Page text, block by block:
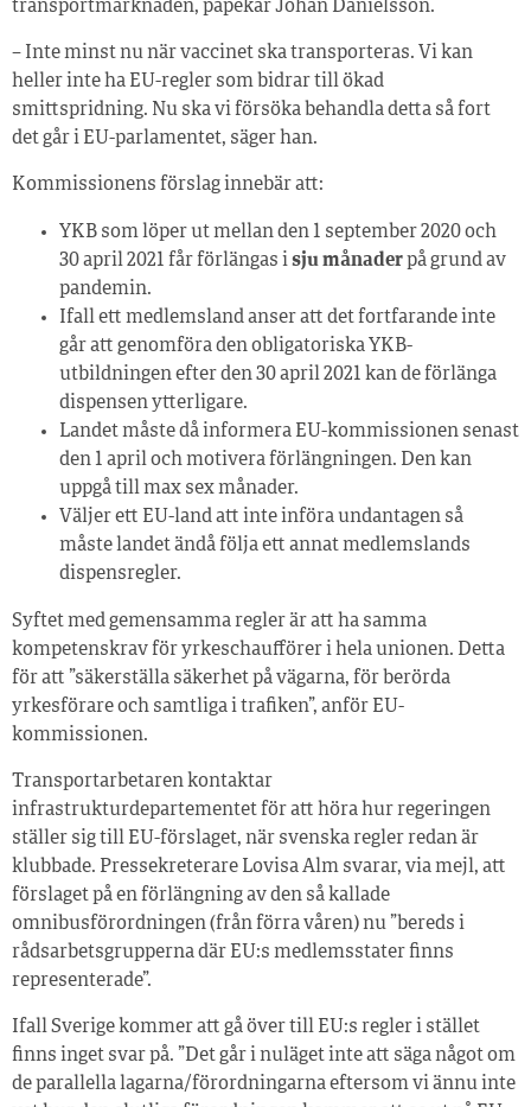
transportmarknaden, påpekar Johan Danielsson.
– Inte minst nu när vaccinet ska transporteras. Vi kan
heller inte ha EU-regler som bidrar till ökad
smittspridning. Nu ska vi försöka behandla detta så fort
det går i EU-parlamentet, säger han.
Kommissionens förslag innebär att:
YKB som löper ut mellan den 1 september 2020 och
30 april 2021 får förlängas isju månaderpå grund av
pandemin.
Ifall ett medlemsland anser att det fortfarande inte
går att genomföra den obligatoriska YKB-
utbildningen efter den 30 april 2021 kan de förlänga
dispensen ytterligare.
Landet måste då informera EU-kommissionen senast
den 1 april och motivera förlängningen. Den kan
uppgå till max sex månader.
Väljer ett EU-land att inte införa undantagen så
måste landet ändå följa ett annat medlemslands
dispensregler.
Syftet med gemensamma regler är att ha samma
kompetenskrav för yrkeschaufförer i hela unionen. Detta
för att ”säkerställa säkerhet på vägarna, för berörda
yrkesförare och samtliga i trafiken”, anför EU-
kommissionen.
Transportarbetaren kontaktar
infrastrukturdepartementet för att höra hur regeringen
ställer sig till EU-förslaget, när svenska regler redan är
klubbade. Pressekreterare Lovisa Alm svarar, via mejl, att
förslaget på en förlängning av den så kallade
omnibusförordningen (från förra våren) nu ”bereds i
rådsarbetsgrupperna där EU:s medlemsstater finns
representerade”.
Ifall Sverige kommer att gå över till EU:s regler i stället
finns inget svar på. ”Det går i nuläget inte att säga något om
de parallella lagarna/förordningarna eftersom vi ännu inte